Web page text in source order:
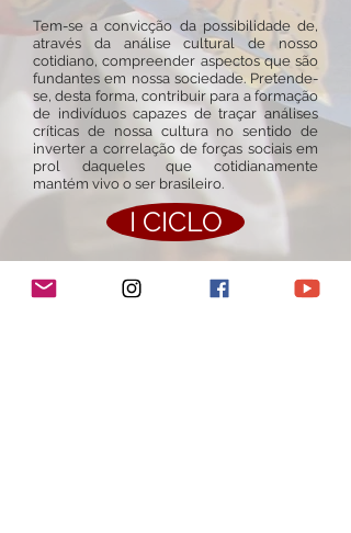
Tem-se a convicção da possibilidade de,
através da análise cultural de nosso
cotidiano, compreender aspectos que são
fundantes em nossa sociedade. Pretende-
se, desta forma, contribuir para a formação
de indivíduos capazes de traçar análises
críticas de nossa cultura no sentido de
inverter a correlação de forças sociais em
prol daqueles que cotidianamente
mantém vivo o ser brasileiro.
I CICLO